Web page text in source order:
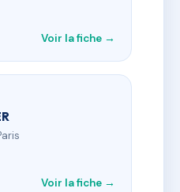
Voir la fiche →
Voir la fiche →